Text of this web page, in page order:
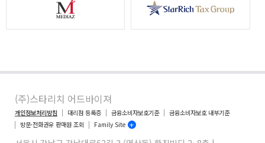
(주)스타리치 어드바이져
개인정보처리방침 대리점 등록증 금융소비자보호기준
금융소비자보호 내부기준
방문·전화권유 판매원 조회
Family Site